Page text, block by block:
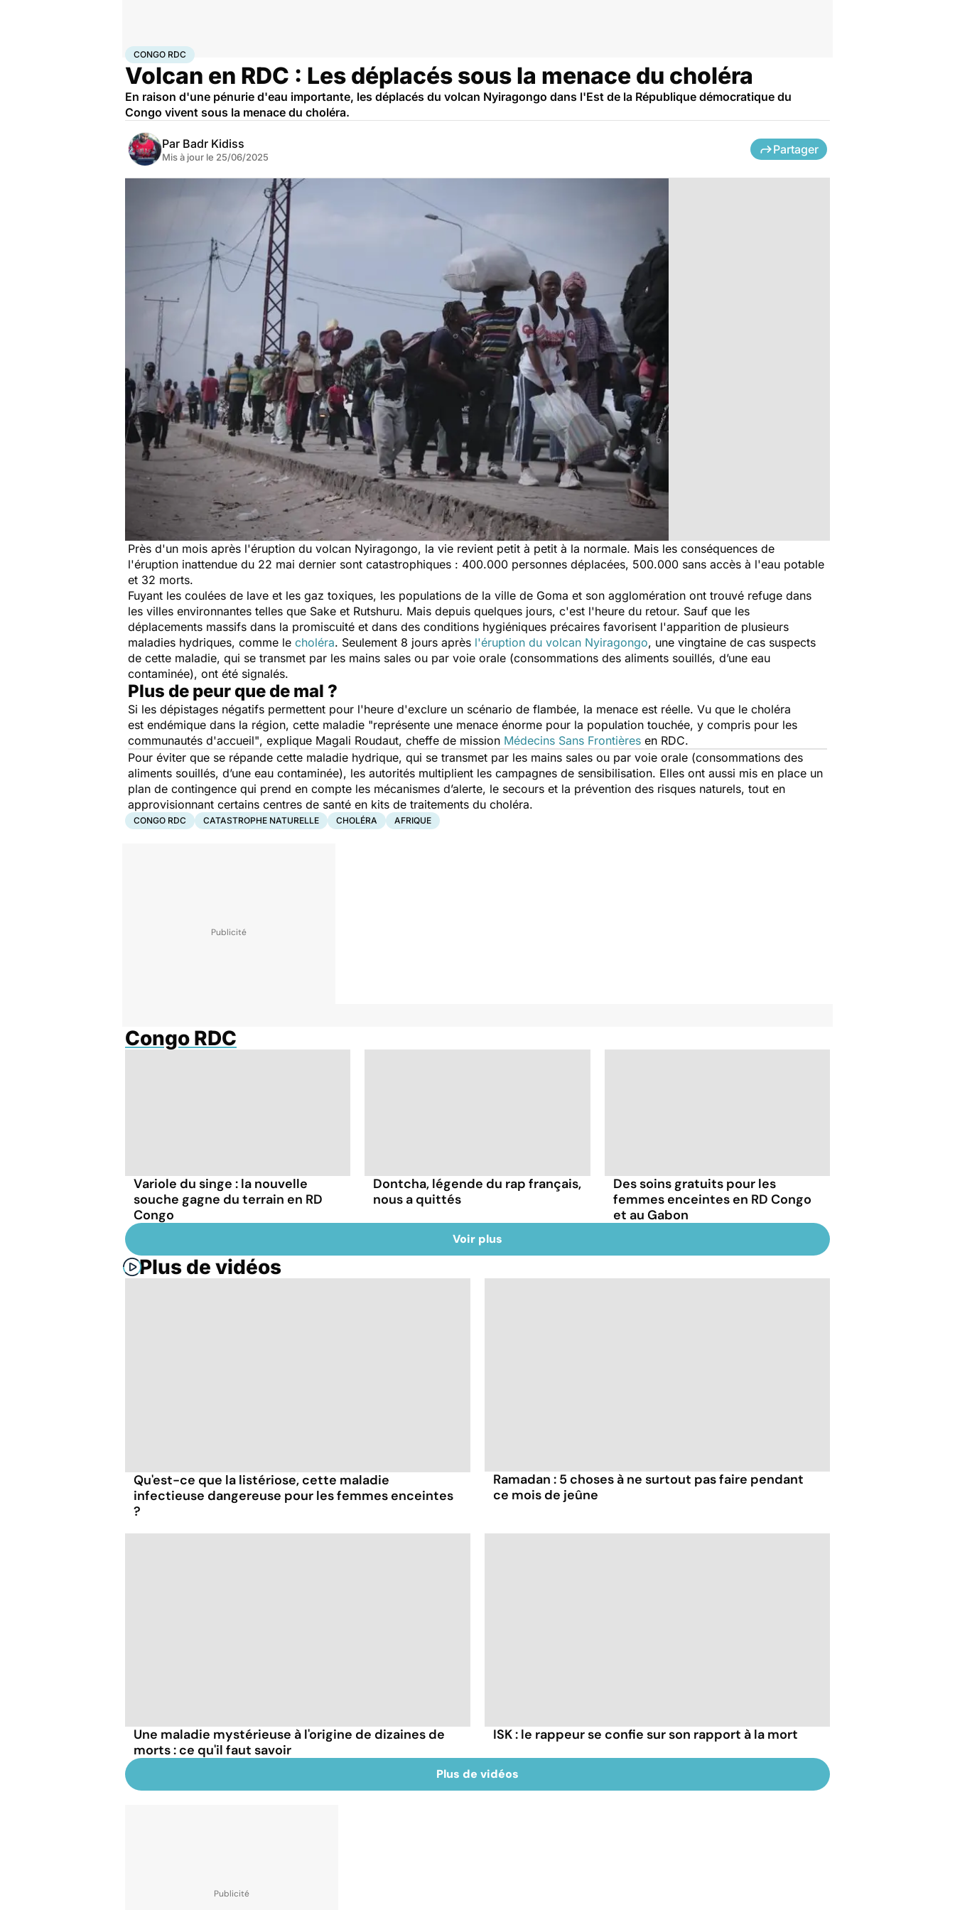
AccueilSantéMaladies
CONGO RDC
Volcan en RDC : Les déplacés sous la menace du choléra
En raison d'une pénurie d'eau importante, les déplacés du volcan Nyiragongo dans l'Est de la République démocratique du
Congo vivent sous la menace du choléra.
Par Badr Kidiss
Mis à jour le 25/06/2025
Partager
Près d'un mois après l'éruption du volcan Nyiragongo, la vie revient petit à petit à la normale. Mais les conséquences de
l'éruption inattendue du 22 mai dernier sont catastrophiques : 400.000 personnes déplacées, 500.000 sans accès à l'eau potable
et 32 morts.
Fuyant les coulées de lave et les gaz toxiques, les populations de la ville de Goma et son agglomération ont trouvé refuge dans
les villes environnantes telles que Sake et Rutshuru. Mais depuis quelques jours, c'est l'heure du retour. Sauf que les
déplacements massifs dans la promiscuité et dans des conditions hygiéniques précaires favorisent l'apparition de plusieurs
maladies hydriques, comme le choléra. Seulement 8 jours après l'éruption du volcan Nyiragongo, une vingtaine de cas suspects
de cette maladie, qui se transmet par les mains sales ou par voie orale (consommations des aliments souillés, d’une eau
contaminée), ont été signalés.
Plus de peur que de mal ?
Si les dépistages négatifs permettent pour l'heure d'exclure un scénario de flambée, la menace est réelle. Vu que le choléra
est endémique dans la région, cette maladie "représente une menace énorme pour la population touchée, y compris pour les
communautés d'accueil", explique Magali Roudaut, cheffe de mission Médecins Sans Frontières en RDC.
Pour éviter que se répande cette maladie hydrique, qui se transmet par les mains sales ou par voie orale (consommations des
aliments souillés, d’une eau contaminée), les autorités multiplient les campagnes de sensibilisation. Elles ont aussi mis en place un
plan de contingence qui prend en compte les mécanismes d’alerte, le secours et la prévention des risques naturels, tout en
approvisionnant certains centres de santé en kits de traitements du choléra.
CONGO RDC CATASTROPHE NATURELLE CHOLÉRA AFRIQUE
Congo RDC
Variole du singe : la nouvelle
souche gagne du terrain en RD
Congo
Dontcha, légende du rap français,
nous a quittés
Des soins gratuits pour les
femmes enceintes en RD Congo
et au Gabon
Voir plus
Plus de vidéos
Qu'est-ce que la listériose, cette maladie
infectieuse dangereuse pour les femmes enceintes
?
Ramadan : 5 choses à ne surtout pas faire pendant
ce mois de jeûne
Une maladie mystérieuse à l'origine de dizaines de
morts : ce qu'il faut savoir
ISK : le rappeur se confie sur son rapport à la mort
Plus de vidéos